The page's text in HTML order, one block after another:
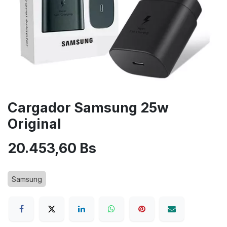
Cargador Samsung 25w
Original
20.453,60 Bs
Samsung